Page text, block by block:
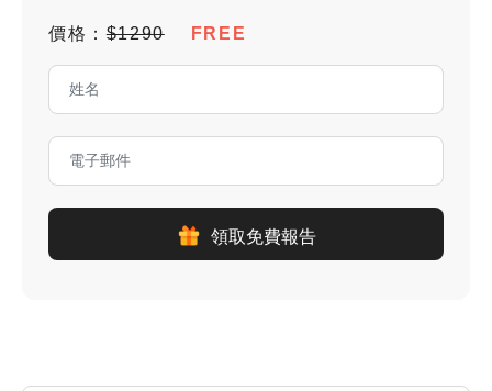
價格：$1290 FREE
領取免費報告